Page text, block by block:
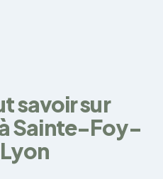
savoir sur
Sainte-Foy-